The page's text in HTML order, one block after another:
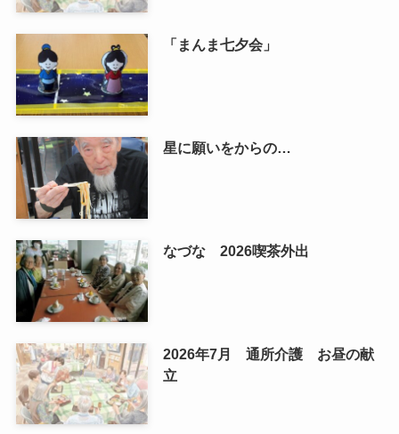
「まんま七夕会」
星に願いをからの…
なづな 2026喫茶外出
2026年7月 通所介護 お昼の献
立